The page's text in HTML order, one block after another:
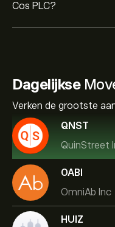
Cos PLC?
Dagelijkse
Verken de grootste
QNST
QuinStreet
OABI
OmniAb Inc
HUIZ